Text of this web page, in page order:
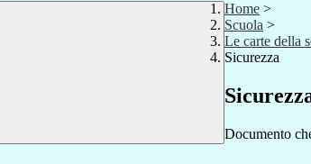
Home >
Scuola >
Le carte della
Sicurezza
Documento